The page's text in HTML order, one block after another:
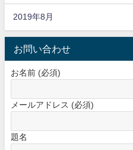
2019年8月
お問い合わせ
お名前 (必須)
メールアドレス (必須)
題名